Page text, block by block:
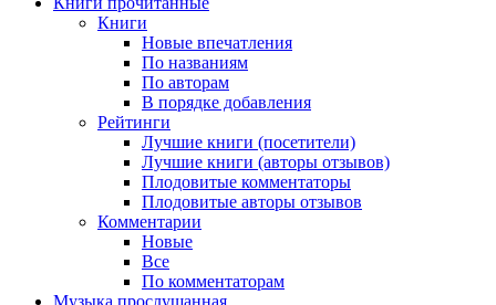
Книги
Новые впечатления
По названиям
По авторам
В порядке добавления
Рейтинги
Лучшие книги (посетители)
Лучшие книги (авторы отзывов)
Плодовитые комментаторы
Плодовитые авторы отзывов
Комментарии
Новые
Все
По комментаторам
Музыка прослушанная